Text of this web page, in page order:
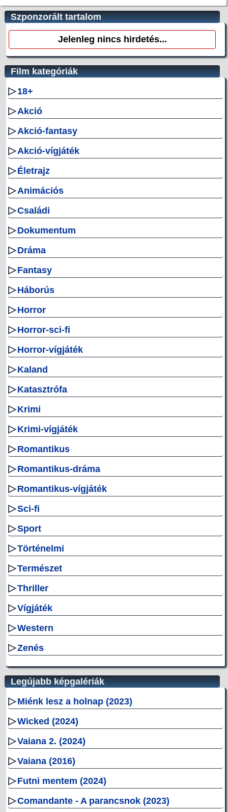
Szponzorált tartalom
Jelenleg nincs hirdetés...
Film kategóriák
▷18+
▷Akció
▷Akció-fantasy
▷Akció-vígjáték
▷Életrajz
▷Animációs
▷Családi
▷Dokumentum
▷Dráma
▷Fantasy
▷Háborús
▷Horror
▷Horror-sci-fi
▷Horror-vígjáték
▷Kaland
▷Katasztrófa
▷Krimi
▷Krimi-vígjáték
▷Romantikus
▷Romantikus-dráma
▷Romantikus-vígjáték
▷Sci-fi
▷Sport
▷Történelmi
▷Természet
▷Thriller
▷Vígjáték
▷Western
▷Zenés
Legújabb képgalériák
▷Miénk lesz a holnap (2023)
▷Wicked (2024)
▷Vaiana 2. (2024)
▷Vaiana (2016)
▷Futni mentem (2024)
▷Comandante - A parancsnok (2023)